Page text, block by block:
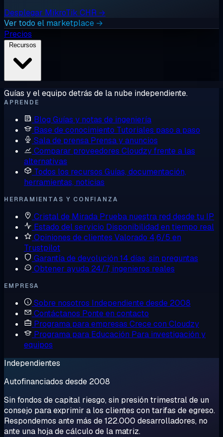
Desplegar MikroTik CHR →
Ver todo el marketplace →
Precios
Guías y el equipo detrás de la nube independiente.
APRENDE
Blog Guías y notas de ingeniería
Base de conocimiento Tutoriales paso a paso
Sala de prensa Prensa y anuncios
Comparar proveedores Cloudzy frente a las
alternativas
Todos los recursos Guías, documentación,
herramientas, noticias
HERRAMIENTAS Y CONFIANZA
Cristal de Mirada Prueba nuestra red desde tu IP
Estado del servicio Disponibilidad en tiempo real
Opiniones de clientes Valorado 4,6/5 en
Trustpilot
Garantía de devolución 14 días, sin preguntas
Obtener ayuda 24/7, ingenieros reales
EMPRESA
Sobre nosotros Independiente desde 2008
Contáctanos Ponte en contacto
Programa para empresas Crece con Cloudzy
Programa para Educación Para investigación y
equipos
Independientes
Autofinanciados desde 2008
Sin fondos de capital riesgo, sin presión trimestral de un
consejo para exprimir a los clientes con tarifas de egreso.
Respondemos ante más de 122.000 desarrolladores, no
ante una hoja de cálculo de la matriz.